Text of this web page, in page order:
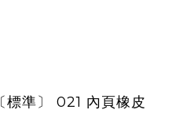
〔標準〕 021 內頁橡皮